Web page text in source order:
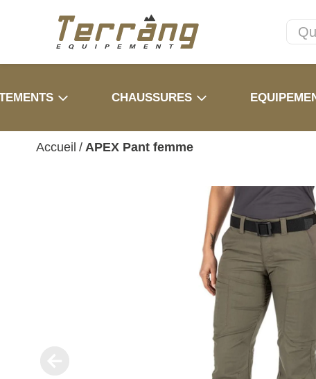
CHAUSSURES
Accueil / APEX Pant femme